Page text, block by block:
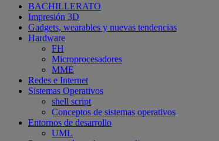
BACHILLERATO
Impresión 3D
Gadgets, wearables y nuevas tendencias
Hardware
FH
Microprocesadores
MME
Redes e Internet
Sistemas Operativos
shell script
Conceptos de sistemas operativos
Entornos de desarrollo
UML